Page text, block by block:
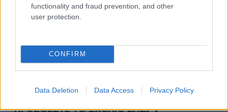
functionality and fraud prevention, and other
user protection.
CONFIRM
Data Deletion Data Access Privacy Policy
ΠΡΟΣΘΕΣΤΕ ΤΟ ΣΧΟΛΙΟ ΣΑΣ